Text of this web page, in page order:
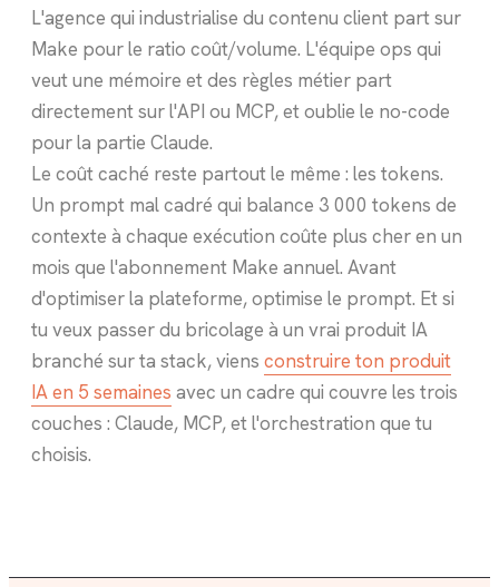
L'agence qui industrialise du contenu client part sur
Make pour le ratio coût/volume. L'équipe ops qui
veut une mémoire et des règles métier part
directement sur l'API ou MCP, et oublie le no-code
pour la partie Claude.
Le coût caché reste partout le même : les tokens.
Un prompt mal cadré qui balance 3 000 tokens de
contexte à chaque exécution coûte plus cher en un
mois que l'abonnement Make annuel. Avant
d'optimiser la plateforme, optimise le prompt. Et si
tu veux passer du bricolage à un vrai produit IA
branché sur ta stack, viens construire ton produit
IA en 5 semaines avec un cadre qui couvre les trois
couches : Claude, MCP, et l'orchestration que tu
choisis.